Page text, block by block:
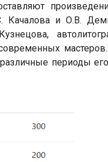
и О.В.
периоды